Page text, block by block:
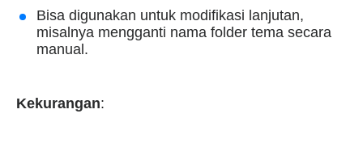
Bisa digunakan untuk modifikasi lanjutan,
misalnya mengganti nama folder tema secara
manual.
Kekurangan: